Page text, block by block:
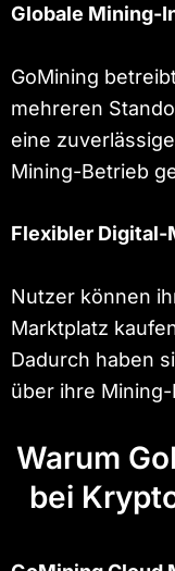
Globale Mining-
GoMining
mehreren
eine
Mining-Betrieb
Flexibler
Nutzer können
Marktplatz
Dadurch haben
über ihre
Warum
bei